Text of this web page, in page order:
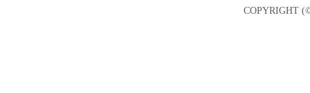
COPYRIGHT